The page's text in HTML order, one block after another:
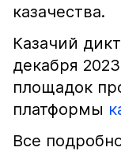
казачества.
Казачий
декабря
площадок
платформы
Все